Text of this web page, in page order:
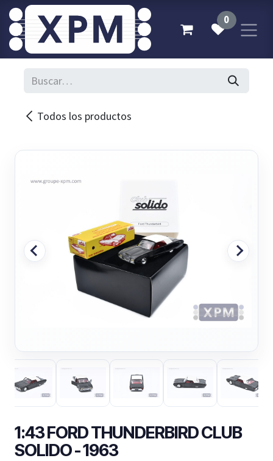
Ir al contenido
0
Todos los productos
1:43 FORD THUNDERBIRD CLUB
SOLIDO - 1963